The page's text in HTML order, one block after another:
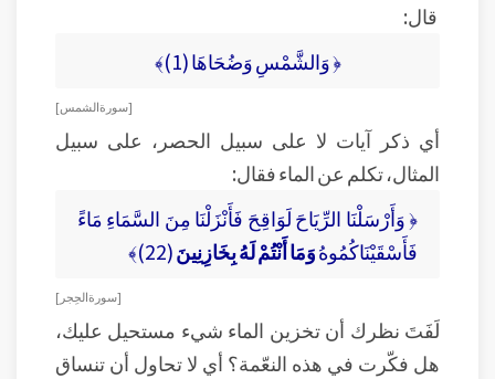
قال:
﴿ وَالشَّمْسِ وَضُحَاهَا (1)﴾
[ سورة الشمس ]
أي ذكر آيات لا على سبيل الحصر، على سبيل
المثال، تكلم عن الماء فقال:
﴿ وَأَرْسَلْنَا الرِّيَاحَ لَوَاقِحَ فَأَنْزَلْنَا مِنَ السَّمَاءِ مَاءً
فَأَسْقَيْنَاكُمُوهُوَمَا أَنْتُمْ لَهُ بِخَازِنِينَ(22)﴾
[ سورة الحِجر ]
لَفَتَ نظرك أن تخزين الماء شيء مستحيل عليك،
هل فكّرت في هذه النعّمة؟ أي لا تحاول أن تنساق